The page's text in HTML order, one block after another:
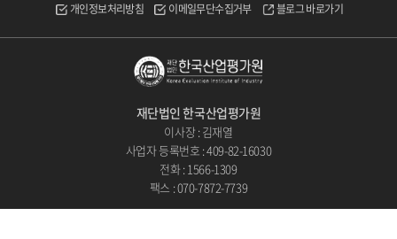
개인정보처리방침 이메일무단수집거부 블로그 바로가기
재단법인 한국산업평가원
이사장 : 김재열
사업자 등록번호 : 409-82-16030
전화 : 1566-1309
팩스 : 070-7872-7739